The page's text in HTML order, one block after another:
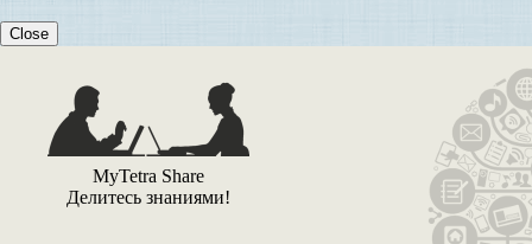
Close
MyTetra Share
Делитесь знаниями!